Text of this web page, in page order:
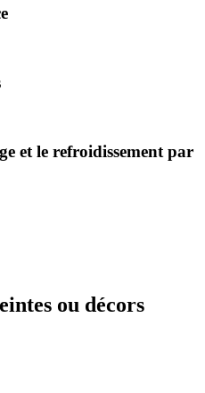
et le refroidissement par
ou décors